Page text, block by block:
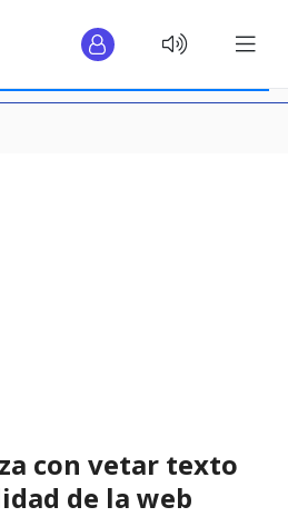
con vetar texto
de la web